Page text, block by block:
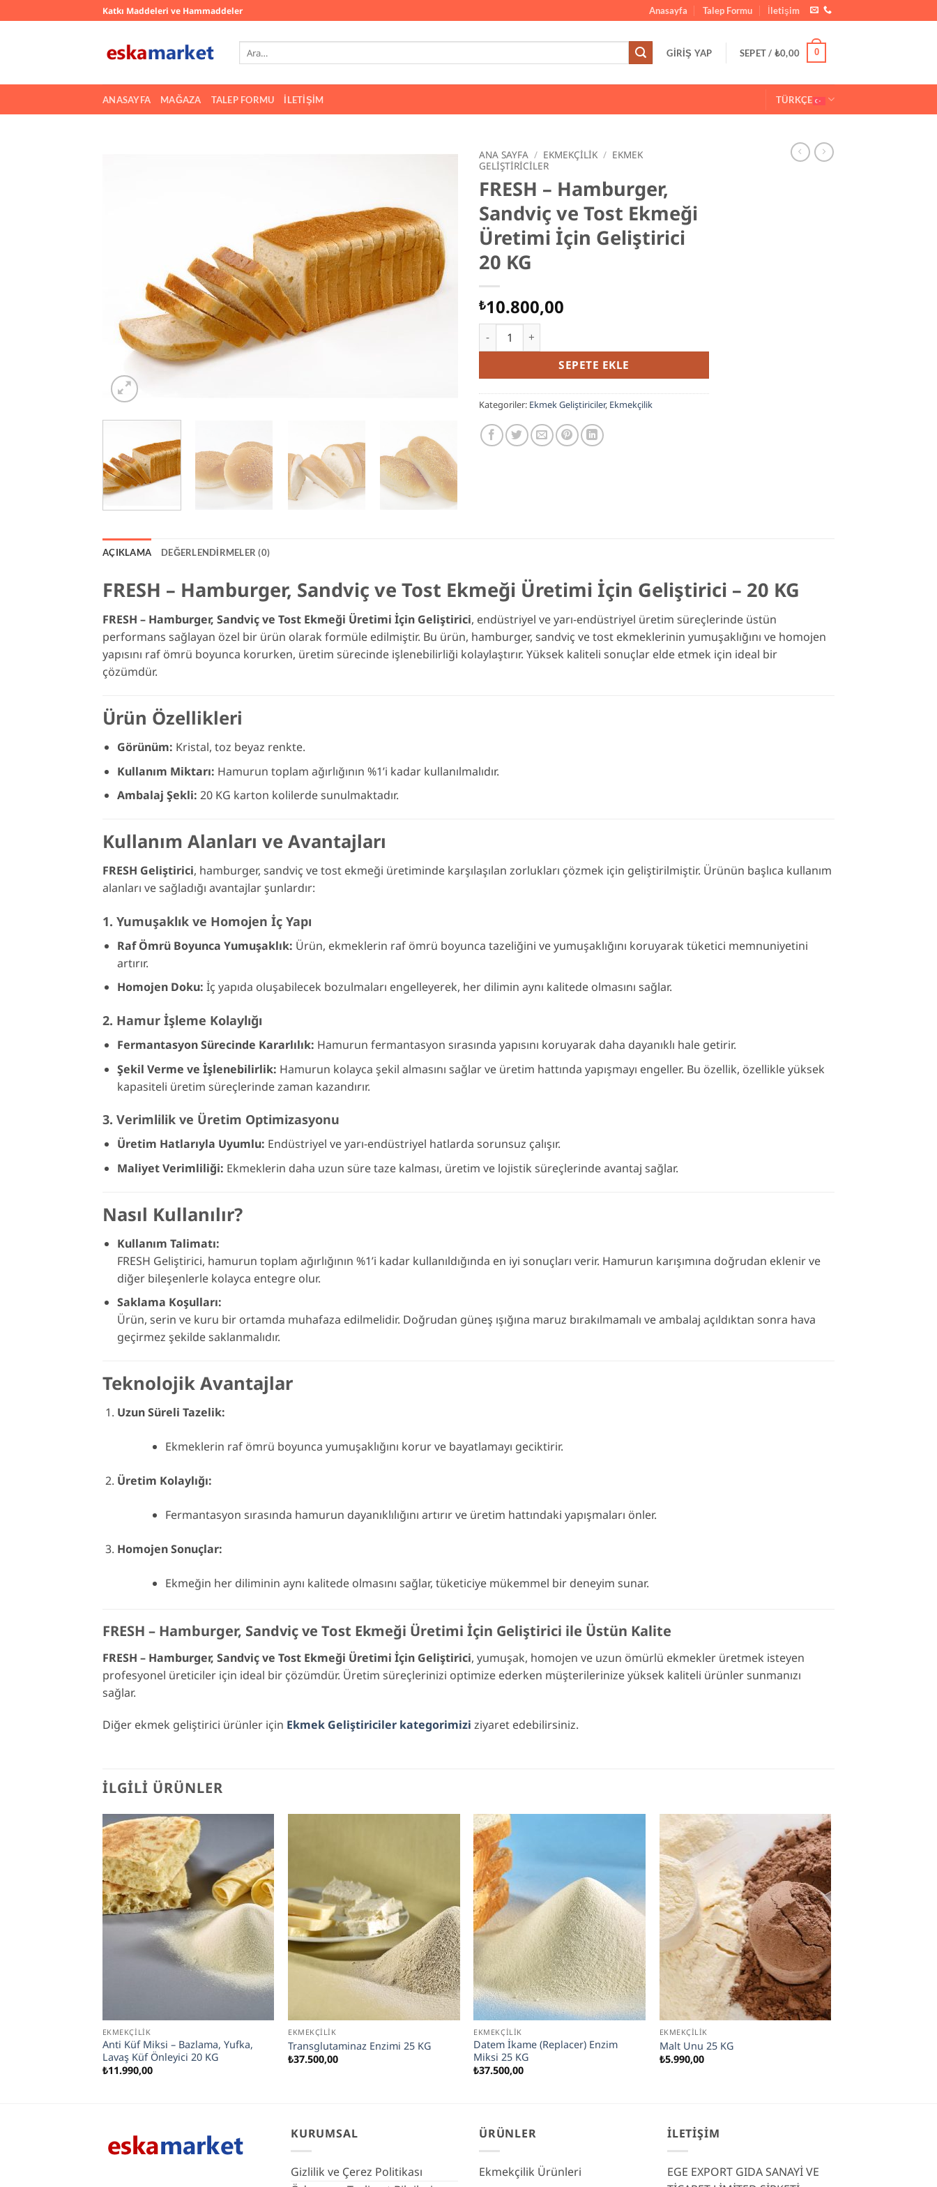
atla
Katkı Maddeleri ve Hammaddeler Anasayfa Talep Formu İletişim
Ara: GIRIŞ YAP SEPET / ₺0,00 0
ANASAYFA MAĞAZA TALEP FORMU İLETIŞIM TÜRKÇE
ANA SAYFA / EKMEKÇILIK / EKMEK
GELIŞTIRICILER
FRESH – Hamburger,
Sandviç ve Tost Ekmeği
Üretimi İçin Geliştirici
20 KG
₺10.800,00
FRESH - Hamburger, Sandviç ve Tost Ekmeği Üretimi İçin Geliştirici 20 KG adet
SEPETE EKLE
Kategoriler: Ekmek Geliştiriciler, Ekmekçilik
AÇIKLAMA DEĞERLENDIRMELER (0)
FRESH – Hamburger, Sandviç ve Tost Ekmeği Üretimi İçin Geliştirici – 20 KG
FRESH – Hamburger, Sandviç ve Tost Ekmeği Üretimi İçin Geliştirici, endüstriyel ve yarı-endüstriyel üretim süreçlerinde üstün
performans sağlayan özel bir ürün olarak formüle edilmiştir. Bu ürün, hamburger, sandviç ve tost ekmeklerinin yumuşaklığını ve homojen
yapısını raf ömrü boyunca korurken, üretim sürecinde işlenebilirliği kolaylaştırır. Yüksek kaliteli sonuçlar elde etmek için ideal bir
çözümdür.
Ürün Özellikleri
Görünüm: Kristal, toz beyaz renkte.
Kullanım Miktarı: Hamurun toplam ağırlığının %1’i kadar kullanılmalıdır.
Ambalaj Şekli: 20 KG karton kolilerde sunulmaktadır.
Kullanım Alanları ve Avantajları
FRESH Geliştirici, hamburger, sandviç ve tost ekmeği üretiminde karşılaşılan zorlukları çözmek için geliştirilmiştir. Ürünün başlıca kullanım
alanları ve sağladığı avantajlar şunlardır:
1. Yumuşaklık ve Homojen İç Yapı
Raf Ömrü Boyunca Yumuşaklık: Ürün, ekmeklerin raf ömrü boyunca tazeliğini ve yumuşaklığını koruyarak tüketici memnuniyetini
artırır.
Homojen Doku: İç yapıda oluşabilecek bozulmaları engelleyerek, her dilimin aynı kalitede olmasını sağlar.
2. Hamur İşleme Kolaylığı
Fermantasyon Sürecinde Kararlılık: Hamurun fermantasyon sırasında yapısını koruyarak daha dayanıklı hale getirir.
Şekil Verme ve İşlenebilirlik: Hamurun kolayca şekil almasını sağlar ve üretim hattında yapışmayı engeller. Bu özellik, özellikle yüksek
kapasiteli üretim süreçlerinde zaman kazandırır.
3. Verimlilik ve Üretim Optimizasyonu
Üretim Hatlarıyla Uyumlu: Endüstriyel ve yarı-endüstriyel hatlarda sorunsuz çalışır.
Maliyet Verimliliği: Ekmeklerin daha uzun süre taze kalması, üretim ve lojistik süreçlerinde avantaj sağlar.
Nasıl Kullanılır?
Kullanım Talimatı:
FRESH Geliştirici, hamurun toplam ağırlığının %1’i kadar kullanıldığında en iyi sonuçları verir. Hamurun karışımına doğrudan eklenir ve
diğer bileşenlerle kolayca entegre olur.
Saklama Koşulları:
Ürün, serin ve kuru bir ortamda muhafaza edilmelidir. Doğrudan güneş ışığına maruz bırakılmamalı ve ambalaj açıldıktan sonra hava
geçirmez şekilde saklanmalıdır.
Teknolojik Avantajlar
Uzun Süreli Tazelik:
Ekmeklerin raf ömrü boyunca yumuşaklığını korur ve bayatlamayı geciktirir.
Üretim Kolaylığı:
Fermantasyon sırasında hamurun dayanıklılığını artırır ve üretim hattındaki yapışmaları önler.
Homojen Sonuçlar:
Ekmeğin her diliminin aynı kalitede olmasını sağlar, tüketiciye mükemmel bir deneyim sunar.
FRESH – Hamburger, Sandviç ve Tost Ekmeği Üretimi İçin Geliştirici ile Üstün Kalite
FRESH – Hamburger, Sandviç ve Tost Ekmeği Üretimi İçin Geliştirici, yumuşak, homojen ve uzun ömürlü ekmekler üretmek isteyen
profesyonel üreticiler için ideal bir çözümdür. Üretim süreçlerinizi optimize ederken müşterilerinize yüksek kaliteli ürünler sunmanızı
sağlar.
Diğer ekmek geliştirici ürünler için Ekmek Geliştiriciler kategorimizi ziyaret edebilirsiniz.
İLGILI ÜRÜNLER
EKMEKÇILIK
Anti Küf Miksi – Bazlama, Yufka,
Lavaş Küf Önleyici 20 KG
₺11.990,00
EKMEKÇILIK
Transglutaminaz Enzimi 25 KG
₺37.500,00
EKMEKÇILIK
Datem İkame (Replacer) Enzim
Miksi 25 KG
₺37.500,00
EKMEKÇILIK
Malt Unu 25 KG
₺5.990,00
KURUMSAL
Gizlilik ve Çerez Politikası
ÜRÜNLER
Ekmekçilik Ürünleri
İLETIŞIM
EGE EXPORT GIDA SANAYİ VE